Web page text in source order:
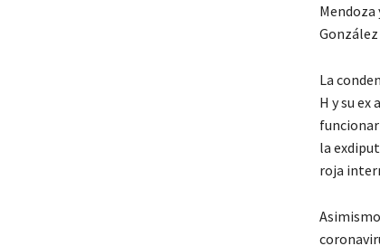
La
H y su
la
roja